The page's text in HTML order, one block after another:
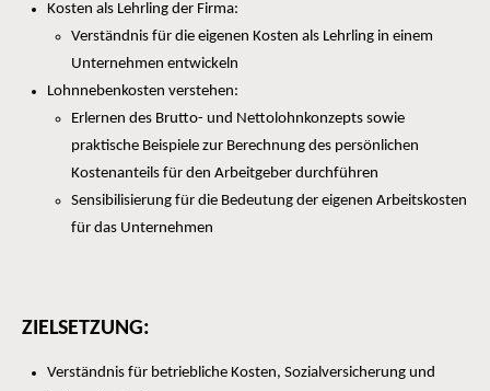
Kosten als Lehrling der Firma:
Verständnis für die eigenen Kosten als Lehrling in einem
Unternehmen entwickeln
Lohnnebenkosten verstehen:
Erlernen des Brutto- und Nettolohnkonzepts sowie
praktische Beispiele zur Berechnung des persönlichen
Kostenanteils für den Arbeitgeber durchführen
Sensibilisierung für die Bedeutung der eigenen Arbeitskosten
für das Unternehmen
ZIELSETZUNG:
Verständnis für betriebliche Kosten, Sozialversicherung und